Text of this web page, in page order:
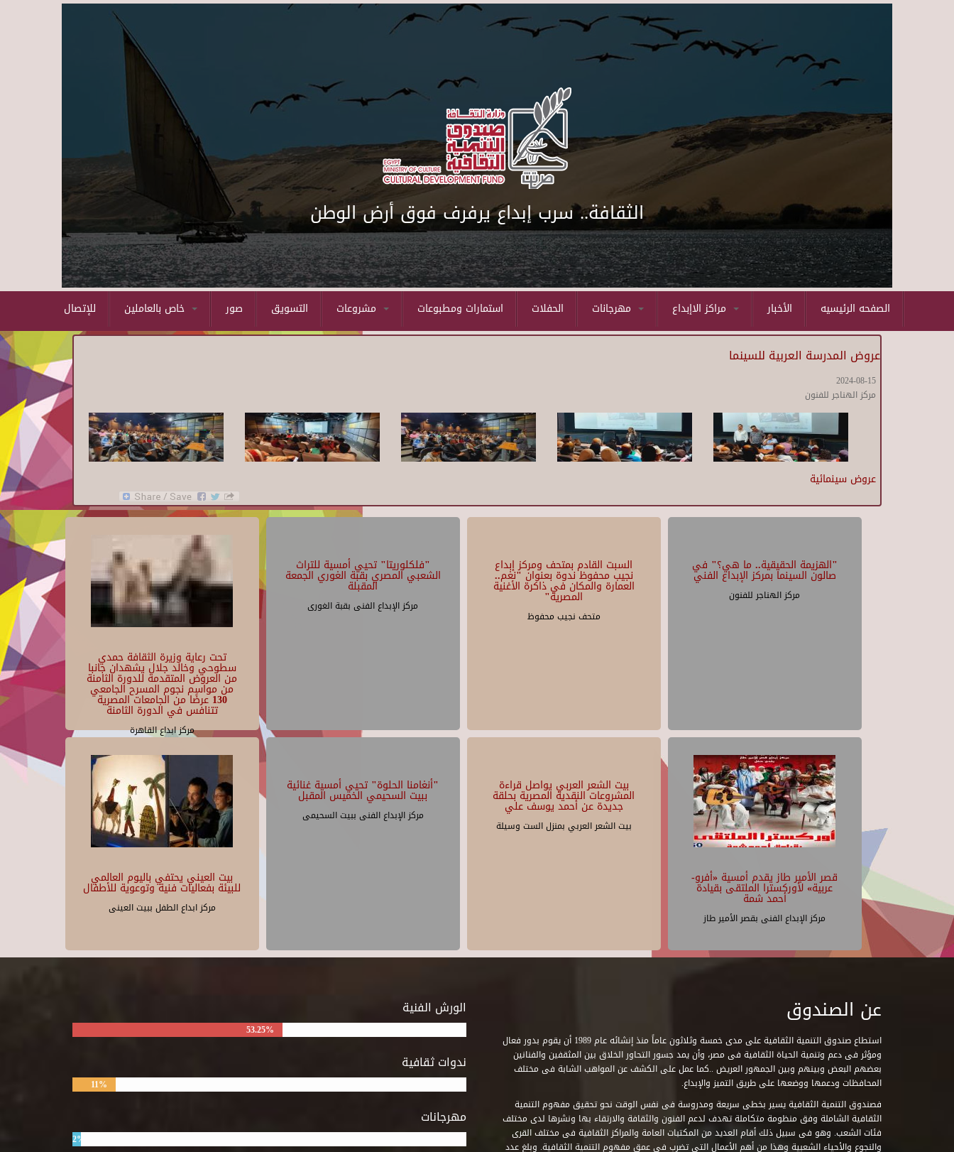
Skip to main content
الثقافة.. سرب إبداع يرفرف فوق أرض الوطن
للإتصال صور التسويق استمارات ومطبوعات الحفلات الأخبار الصفحه الرئيسيه
عروض المدرسة العربية للسينما
2024-08-15
مركز الهناجر للفنون
عروض سينمائية
تحت رعاية وزيرة الثقافة حمدي
سطوحي وخالد جلال يشهدان جانبا
من العروض المتقدمة للدورة الثامنة
من مواسم نجوم المسرح الجامعي
130 عرضًا من الجامعات المصرية
تتنافس في الدورة الثامنة
مركز ابداع القاهرة
"فلكلوريتا" تحيي أمسية للتراث
الشعبي المصري بقبة الغوري الجمعة
المقبلة
مركز الإبداع الفنى بقبة الغورى
السبت القادم بمتحف ومركز إبداع
نجيب محفوظ ندوة بعنوان "نغم..
العمارة والمكان في ذاكرة الأغنية
المصرية"
متحف نجيب محفوظ
"الهزيمة الحقيقية.. ما هي؟" في
صالون السينما بمركز الإبداع الفني
مركز الهناجر للفنون
بيت العيني يحتفي باليوم العالمي
للبيئة بفعاليات فنية وتوعوية للأطفال
مركز ابداع الطفل ببيت العينى
"أنغامنا الحلوة" تحيي أمسية غنائية
ببيت السحيمي الخميس المقبل
مركز الإبداع الفنى ببيت السحيمى
بيت الشعر العربي يواصل قراءة
المشروعات النقدية المصرية بحلقة
جديدة عن أحمد يوسف علي
بيت الشعر العربي بمنزل الست وسيلة
قصر الأمير طاز يقدم أمسية «أفرو-
عربية» لأوركسترا الملتقى بقيادة
أحمد شمة
مركز الإبداع الفنى بقصر الأمير طاز
الورش الفنية
53.25%
ندوات ثقافية
11%
مهرجانات
2%
عن الصندوق
استطاع صندوق التنمية الثقافية على مدى خمسة وثلاثون عاماً منذ إنشائه عام 1989 أن يقوم بدور فعال
ومؤثر فى دعم وتنمية الحياة الثقافية فى مصر، وأن يمد جسور التحاور الخلاق بين المثقفين والفنانين
بعضهم البعض وبينهم وبين الجمهور العريض ..كما عمل على الكشف عن المواهب الشابة فى مختلف
المحافظات ودعمها ووضعها على طريق التميز والإبداع.
فصندوق التنمية الثقافية يسير بخطى سريعة ومدروسة فى نفس الوقت نحو تحقيق مفهوم التنمية
الثقافية الشاملة وفق منظومة متكاملة تهدف لدعم الفنون والثقافة والارتقاء بها ونشرها لدى مختلف
فئات الشعب. وهو فى سبيل ذلك أقام العديد من المكتبات العامة والمراكز الثقافية فى مختلف القرى
والنجوع والأحياء الشعبية وهذا من أهم الأعمال التى تضرب فى عمق مفهوم التنمية الثقافية. وبلغ عدد